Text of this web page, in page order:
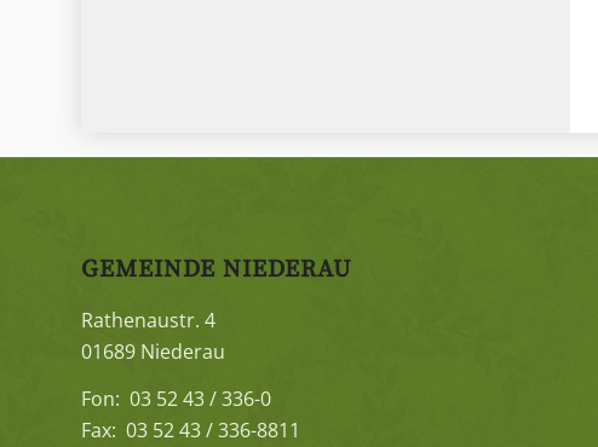
GEMEINDE NIEDERAU
Rathenaustr. 4
01689 Niederau
Fon: 03 52 43 / 336-0
Fax: 03 52 43 / 336-8811